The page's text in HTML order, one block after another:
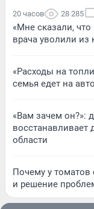
20 часов 28 285
«Мне сказали,
врача уволили из
«Расходы на
семья едет на
«Вам зачем он?»:
восстанавливает
области
Почему у томатов
и решение